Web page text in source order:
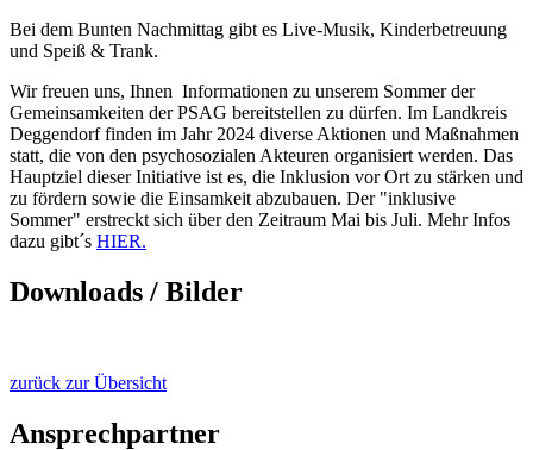
Bei dem Bunten Nachmittag gibt es Live-Musik, Kinderbetreuung
und Speiß & Trank.
Wir freuen uns, Ihnen Informationen zu unserem Sommer der
Gemeinsamkeiten der PSAG bereitstellen zu dürfen. Im Landkreis
Deggendorf finden im Jahr 2024 diverse Aktionen und Maßnahmen
statt, die von den psychosozialen Akteuren organisiert werden. Das
Hauptziel dieser Initiative ist es, die Inklusion vor Ort zu stärken und
zu fördern sowie die Einsamkeit abzubauen. Der "inklusive
Sommer" erstreckt sich über den Zeitraum Mai bis Juli. Mehr Infos
dazu gibt´s HIER.
Downloads / Bilder
zurück zur Übersicht
Ansprechpartner